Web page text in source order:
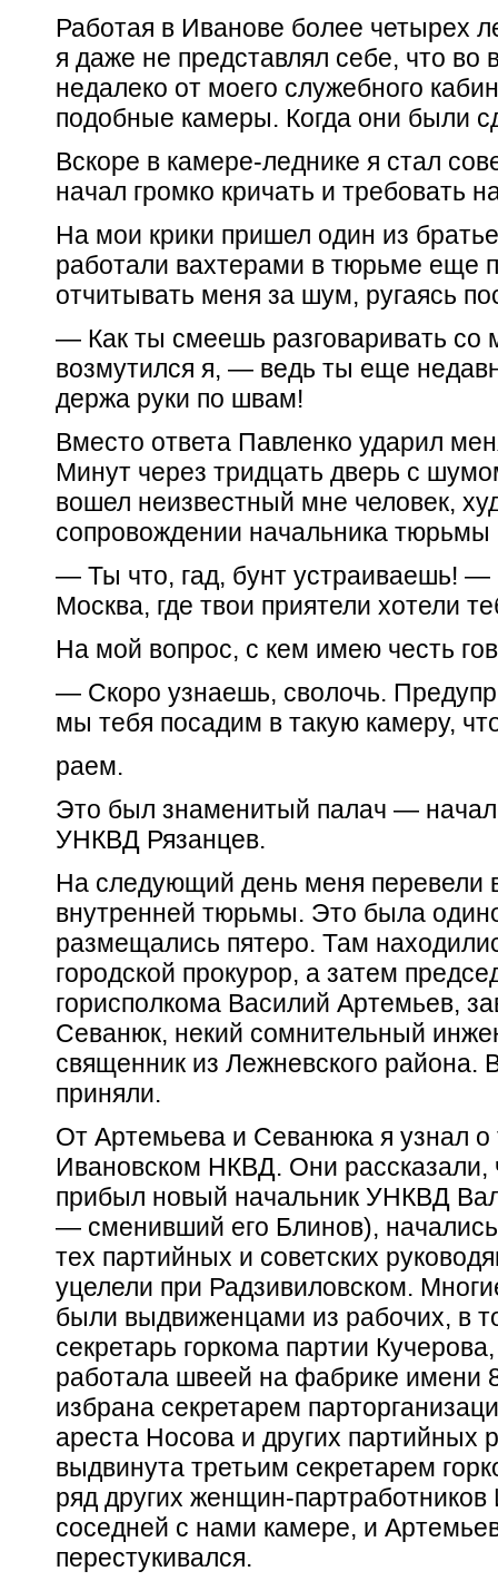
Работая в Иванове более четырех
я даже не представлял себе, что
недалеко от моего служебного
подобные камеры. Когда они были
Вскоре в камере-леднике я стал
начал громко кричать и требовать
На мои крики пришел один из
работали вахтерами в тюрьме еще
отчитывать меня за шум, ругаясь
— Как ты смеешь разговаривать
возмутился я, — ведь ты еще
держа руки по швам!
Вместо ответа Павленко ударил
Минут через тридцать дверь с
вошел неизвестный мне человек,
сопровождении начальника
— Ты что, гад, бунт устраиваешь!
Москва, где твои приятели хотели
На мой вопрос, с кем имею честь
— Скоро узнаешь, сволочь.
мы тебя посадим в такую камеру,
раем.
Это был знаменитый палач —
УНКВД Рязанцев.
На следующий день меня перевели
внутренней тюрьмы. Это была
размещались пятеро. Там
городской прокурор, а затем
горисполкома Василий Артемьев,
Севанюк, некий сомнительный
священник из Лежневского района.
приняли.
От Артемьева и Севанюка я узнал о
Ивановском НКВД. Они рассказали,
прибыл новый начальник УНКВД
— сменивший его Блинов),
тех партийных и советских
уцелели при Радзивиловском.
были выдвиженцами из рабочих, в
секретарь горкома партии
работала швеей на фабрике имени
избрана секретарем
ареста Носова и других партийных
выдвинута третьим секретарем
ряд других женщин-
соседней с нами камере, и
перестукивался.